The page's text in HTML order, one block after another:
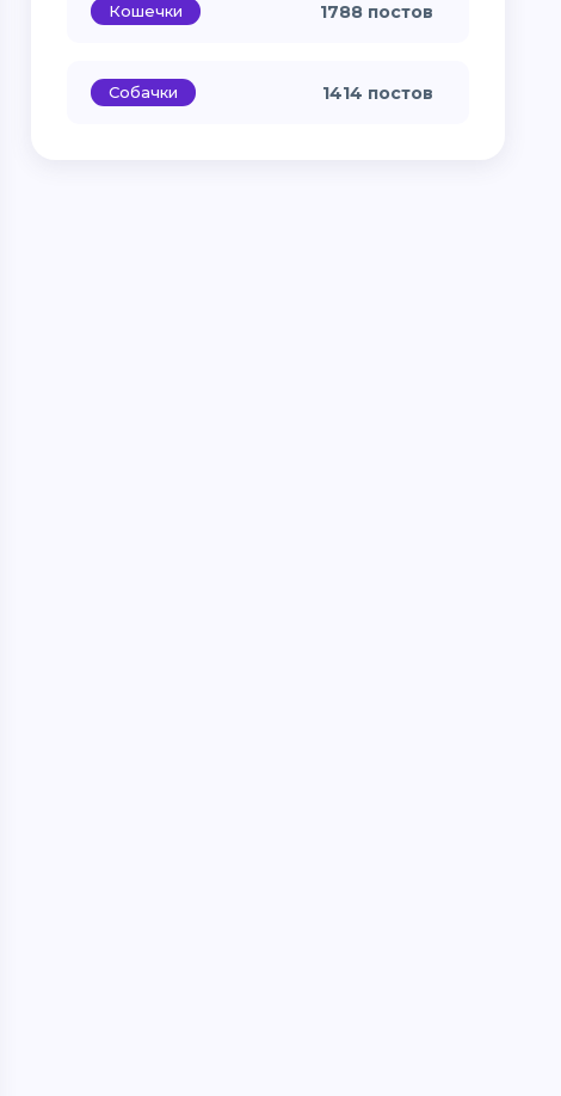
Кошечки 1788 постов
Собачки 1414 постов